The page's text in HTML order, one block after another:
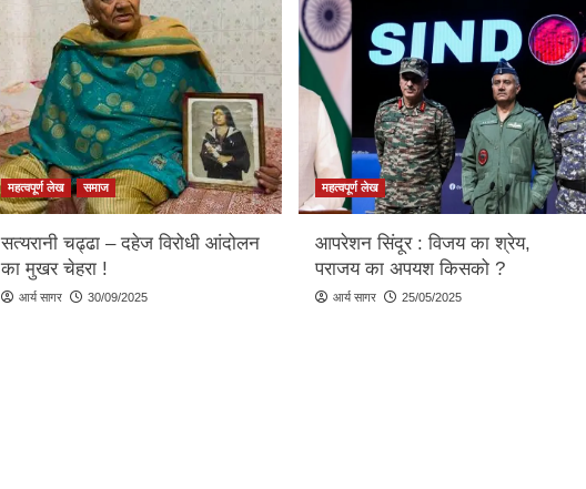
महत्वपूर्ण लेख समाज
सत्यरानी चढ्ढा – दहेज विरोधी आंदोलन
का मुखर चेहरा !
आर्य सागर 30/09/2025
महत्वपूर्ण लेख
आपरेशन सिंदूर : विजय का श्रेय,
पराजय का अपयश किसको ?
आर्य सागर 25/05/2025